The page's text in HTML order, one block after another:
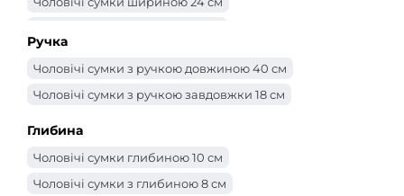
Чоловічі сумки шириною 21 см
Чоловічі сумки шириною 20 см
Чоловічі сумки шириною 17 см
Чоловічі сумки шириною 16 см
Чоловічі сумки шириною 15 см
Ручка
Чоловічі сумки з ручкою довжиною 40 см
Чоловічі сумки з ручкою завдовжки 18 см
Глибина
Чоловічі сумки глибиною 10 см
Чоловічі сумки з глибиною 8 см